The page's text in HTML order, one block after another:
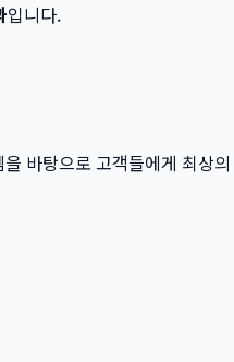
입니다.
바탕으로 고객들에게 최상의